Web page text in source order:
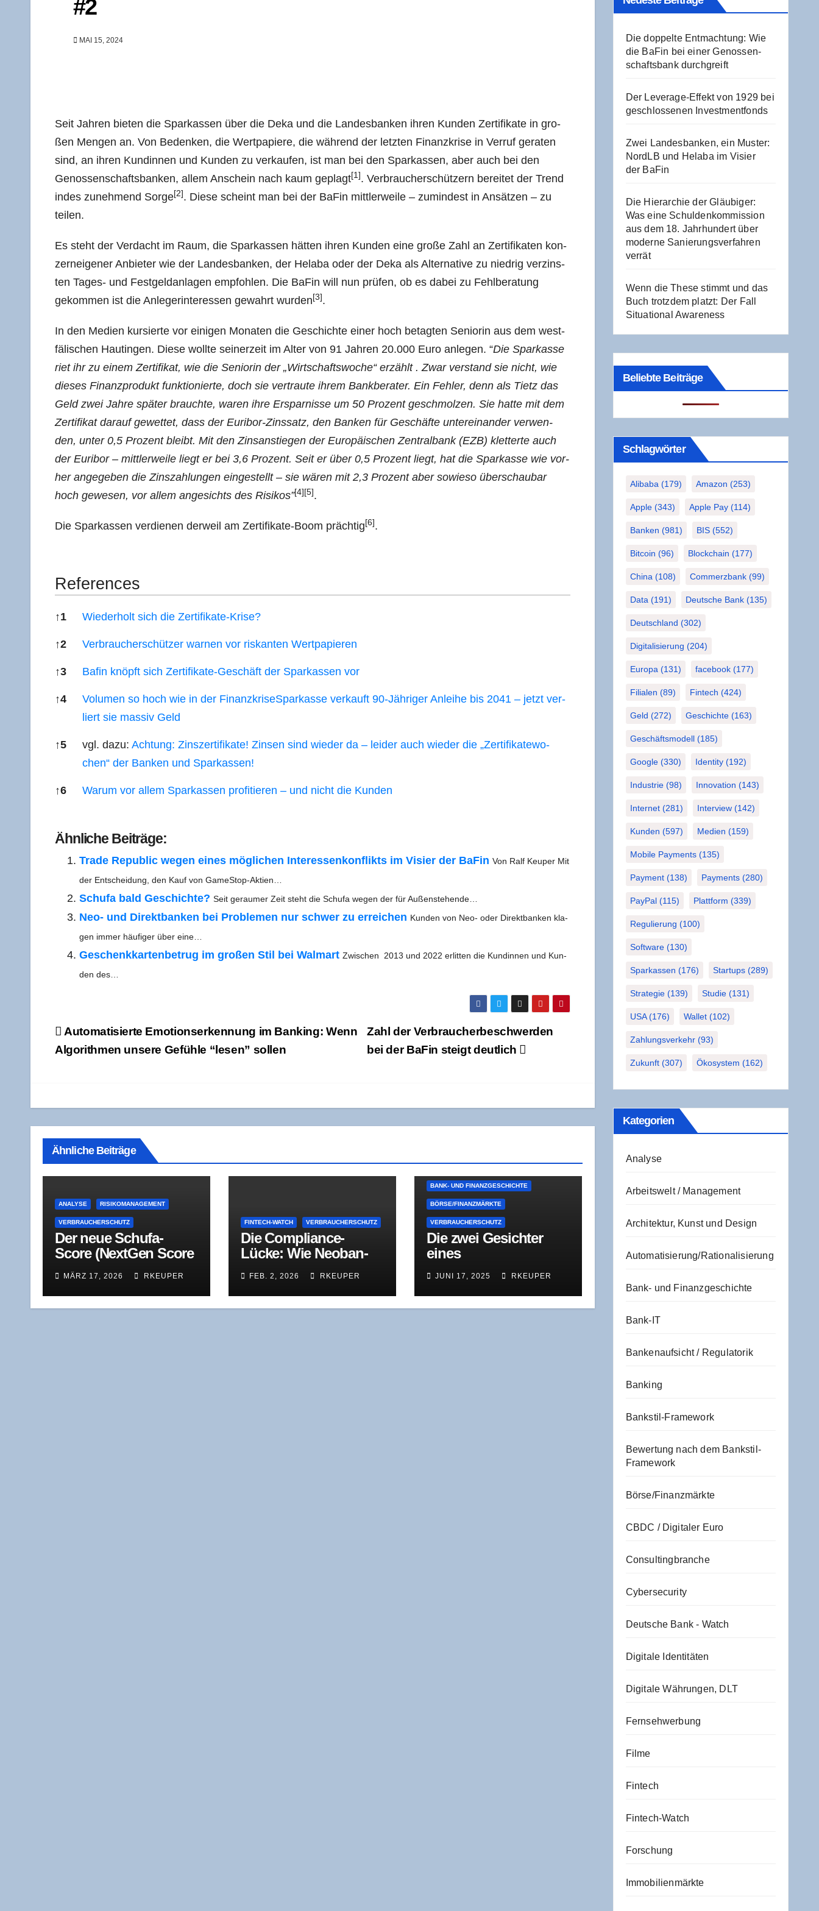
#2
MAI 15, 2024
Seit Jah­ren bie­ten die Spar­kas­sen über die Deka und die Lan­des­ban­ken ihren Kun­den Zer­ti­fi­ka­te in gro­
ßen Men­gen an. Von Beden­ken, die Wert­pa­pie­re, die wäh­rend der letz­ten Finanz­kri­se in Ver­ruf gera­ten
sind, an ihren Kun­din­nen und Kun­den zu ver­kau­fen, ist man bei den Spar­kas­sen, aber auch bei den
Genos­sen­schafts­ban­ken, allem Anschein nach kaum geplagt[1] . Ver­brau­cher­schüt­zern berei­tet der Trend
indes zuneh­mend Sor­ge[2] . Die­se scheint man bei der BaFin mitt­ler­wei­le – zumin­dest in Ansät­zen – zu
teilen.
Es steht der Ver­dacht im Raum, die Spar­kas­sen hät­ten ihren Kun­den eine gro­ße Zahl an Zer­ti­fi­ka­ten kon­
zern­ei­ge­ner Anbie­ter wie der Lan­des­ban­ken, der Hela­ba oder der Deka als Alter­na­ti­ve zu nied­rig ver­zins­
ten Tages- und Fest­geld­an­la­gen emp­foh­len. Die BaFin will nun prü­fen, ob es dabei zu Fehl­be­ra­tung
gekom­men ist die Anle­ger­inter­es­sen gewahrt wur­den [3] .
In den Medi­en kur­sier­te vor eini­gen Mona­ten die Geschich­te einer hoch betag­ten Senio­rin aus dem west­
fä­li­schen Haut­in­gen. Die­se woll­te sei­ner­zeit im Alter von 91 Jah­ren 20.000 Euro anle­gen. “Die Spar­kas­se
riet ihr zu einem Zer­ti­fi­kat, wie die Senio­rin der „Wirt­schafts­wo­che“ erzählt . Zwar ver­stand sie nicht, wie
die­ses Finanz­pro­dukt funk­tio­nier­te, doch sie ver­trau­te ihrem Bank­be­ra­ter. Ein Feh­ler, denn als Tietz das
Geld zwei Jah­re spä­ter brauch­te, waren ihre Erspar­nis­se um 50 Pro­zent geschmol­zen. Sie hat­te mit dem
Zer­ti­fi­kat dar­auf gewet­tet, dass der Euri­bor-Zins­satz, den Ban­ken für Geschäf­te unter­ein­an­der ver­wen­
den, unter 0,5 Pro­zent bleibt. Mit den Zins­an­stie­gen der Euro­päi­schen Zen­tral­bank (EZB) klet­ter­te auch
der Euri­bor – mitt­ler­wei­le liegt er bei 3,6 Pro­zent. Seit er über 0,5 Pro­zent liegt, hat die Spar­kas­se wie vor­
her ange­ge­ben die Zins­zah­lun­gen ein­ge­stellt – sie wären mit 2,3 Pro­zent aber sowie­so über­schau­bar
hoch gewe­sen, vor allem ange­sichts des Risi­kos”[4] [5] .
Die Spar­kas­sen ver­die­nen der­weil am Zer­ti­fi­ka­te-Boom präch­tig [6] .
Refe­ren­ces
↑1 Wie­der­holt sich die Zertifikate-Krise?
↑2 Ver­brau­cher­schüt­zer war­nen vor ris­kan­ten Wertpapieren
↑3 Bafin knöpft sich Zer­ti­fi­ka­te-Geschäft der Spar­kas­sen vor
↑4
Volu­men so hoch wie in der Finanz­kri­se­Spar­kas­se ver­kauft 90-Jäh­ri­ger Anlei­he bis 2041 – jetzt ver­
liert sie mas­siv Geld
↑5 vgl. dazu: Ach­tung: Zins­zer­ti­fi­ka­te! Zin­sen sind wie­der da – lei­der auch wie­der die „Zer­ti­fi­ka­te­wo­
chen“ der Ban­ken und Sparkassen!
↑6 War­um vor allem Spar­kas­sen pro­fi­tie­ren – und nicht die Kunden
Ähn­li­che Beiträge:
Trade Repu­blic wegen eines mög­li­chen Inter­es­sen­kon­flikts im Visier der BaFin Von Ralf Keu­per Mit
der Ent­schei­dung, den Kauf von GameStop-Aktien…
Schufa bald Geschich­te? Seit gerau­mer Zeit steht die Schufa wegen der für Außenstehende…
Neo- und Direkt­ban­ken bei Pro­ble­men nur schwer zu errei­chen Kun­den von Neo- oder Direkt­ban­ken kla­
gen immer häu­fi­ger über eine…
Geschenk­kar­ten­be­trug im gro­ßen Stil bei Walm­art Zwi­schen 2013 und 2022 erlit­ten die Kun­din­nen und Kun­
den des…
Beitragsnavigation
Zahl der Ver­brau­cher­be­schwer­den
bei der BaFin steigt deutlich
Auto­ma­ti­sier­te Emo­ti­ons­er­ken­nung im Ban­king: Wenn
Algo­rith­men unse­re Gefüh­le “lesen” sollen
Ähnliche Beiträge
ANALYSE RISIKOMANAGEMENT
VERBRAUCHERSCHUTZ
Der neue Schufa-
Score (Next­Gen Score
1.0) – Ana­ly­se und
Kritik
MÄRZ 17, 2026 RKEUPER
FINTECH-WATCH VERBRAUCHERSCHUTZ
Die Com­pli­ance-
Lücke: Wie Neo­ban­
Kon­trol­le stellen
FEB. 2, 2026 RKEUPER
BANK- UND FINANZGESCHICHTE
BÖRSE/FINANZMÄRKTE
VERBRAUCHERSCHUTZ
Die zwei Gesich­ter
eines
JUNI 17, 2025 RKEUPER
Die dop­pel­te Ent­mach­tung: Wie
die BaFin bei einer Genos­sen­
schafts­bank durchgreift
Der Levera­ge-Effekt von 1929 bei
geschlos­se­nen Investmentfonds
Zwei Lan­des­ban­ken, ein Mus­ter:
NordLB und Hela­ba im Visier
der BaFin
Die Hier­ar­chie der Gläu­bi­ger:
Was eine Schul­den­kom­mis­si­on
aus dem 18. Jahr­hun­dert über
moder­ne Sanie­rungs­ver­fah­ren
verrät
Wenn die The­se stimmt und das
Buch trotz­dem platzt: Der Fall
Situa­tio­nal Awareness
Beliebte Beiträge
Schlag­wör­ter
Alibaba (179) Amazon (253)
Apple(343) Apple Pay(114)
Banken (981) BIS(552)
Bitcoin (96) Blockchain (177)
China (108) Commerzbank(99)
Data (191) Deutsche Bank(135)
Deutschland (302)
Digitalisierung (204)
Europa (131) facebook(177)
Filialen (89) Fintech (424)
Geld (272) Geschichte(163)
Geschäftsmodell(185)
Google(330) Identity(192)
Industrie(98) Innovation (143)
Internet(281) Interview(142)
Kunden (597) Medien (159)
Mobile Payments(135)
Payment(138) Payments(280)
PayPal(115) Plattform (339)
Regulierung (100)
Software(130)
Sparkassen (176) Startups(289)
Strategie(139) Studie(131)
USA(176) Wallet(102)
Zahlungsverkehr(93)
Zukunft(307) Ökosystem (162)
Kate­go­rien
Analyse
Arbeitswelt / Management
Architektur, Kunst und Design
Automatisierung/Rationalisierung
Bank- und Finanzgeschichte
Bank-IT
Bankenaufsicht / Regulatorik
Banking
Bankstil-Framework
Bewertung nach dem Bankstil-
Framework
Börse/Finanzmärkte
CBDC / Digitaler Euro
Consultingbranche
Cybersecurity
Deutsche Bank - Watch
Digitale Identitäten
Digitale Währungen, DLT
Fernsehwerbung
Filme
Fintech
Fintech-Watch
Forschung
Immobilienmärkte